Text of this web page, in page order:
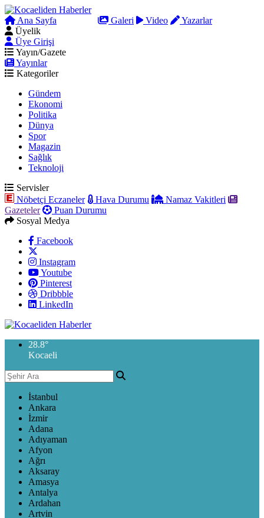
Ana Sayfa Galeri Video
Yazarlar
Üyelik
Üye Girişi
Yayın/Gazete
Yayınlar
Kategoriler
Gündem
Ekonomi
Politika
Dünya
Spor
Magazin
Sağlık
Teknoloji
Servisler
Nöbetçi Eczaneler
Hava Durumu
Namaz Vakitleri
Gazeteler
Puan Durumu
Sosyal Medya
Facebook
Instagram
Youtube
Pinterest
Dribbble
LinkedIn
28.8°
Kocaeli
İstanbul
Ankara
İzmir
Adana
Adıyaman
Afyon
Ağrı
Aksaray
Amasya
Antalya
Ardahan
Artvin